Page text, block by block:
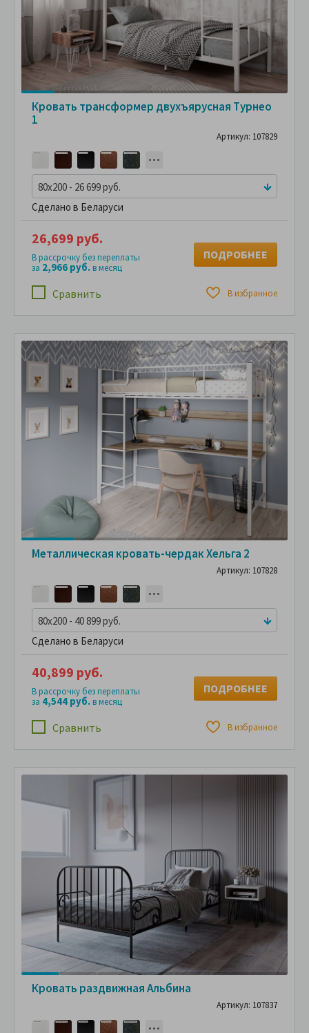
Кровать трансформер двухъярусная Турнео
1
Артикул: 107829
80x200 - 26 699 руб.
Сделано в Беларуси
Сравнить В избранное
26,699 руб.
В рассрочку без переплаты
за 2,966 руб.в месяц
ПОДРОБНЕЕ
Металлическая кровать-чердак Хельга 2
Артикул: 107828
80x200 - 40 899 руб.
Сделано в Беларуси
Сравнить В избранное
40,899 руб.
В рассрочку без переплаты
за 4,544 руб.в месяц
ПОДРОБНЕЕ
Кровать раздвижная Альбина
Артикул: 107837